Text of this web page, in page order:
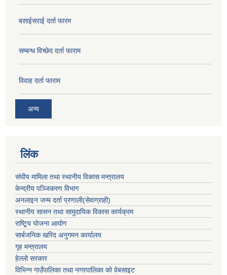
बसाईसराई दर्ता फारम
सम्बन्ध विच्छेद दर्ता फाराम
विवाह दर्ता फाराम
अन्य
लिंक
संघीय मामिला तथा स्थानीय विकास मन्त्रालय
केन्द्रीय पञ्जिकरण विभाग
अनलाइन जन्म दर्ता प्रणाली(सेवाग्राही)
स्थानीय सासन तथा सामुदायिक विकास कार्यक्रम
राष्टि्ृय योजना आयोग
सार्बजनिक खरिद अनुगमन कार्यालय
गृह मन्त्रालय
हेल्लो सरकार
विभिन्न गाउँपालिका तथा नगरपालिका को वेबसाइट